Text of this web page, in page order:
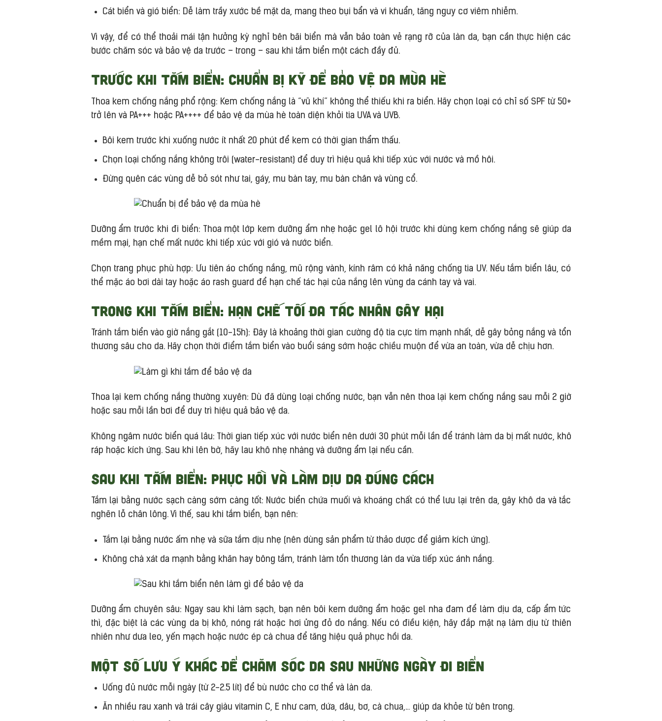
Cát biển và gió biển: Dễ làm trầy xước bề mặt da, mang theo bụi bẩn và vi khuẩn, tăng nguy cơ viêm nhiễm.
Vì vậy, để có thể thoải mái tận hưởng kỳ nghỉ bên bãi biển mà vẫn bảo toàn vẻ rạng rỡ của làn da, bạn cần thực hiện các
bước chăm sóc và bảo vệ da trước – trong – sau khi tắm biển một cách đầy đủ.
Trước khi tắm biển: Chuẩn bị kỹ để bảo vệ da mùa hè
Thoa kem chống nắng phổ rộng: Kem chống nắng là “vũ khí” không thể thiếu khi ra biển. Hãy chọn loại có chỉ số SPF từ 50+
trở lên và PA+++ hoặc PA++++ để bảo vệ da mùa hè toàn diện khỏi tia UVA và UVB.
Bôi kem trước khi xuống nước ít nhất 20 phút để kem có thời gian thẩm thấu.
Chọn loại chống nắng không trôi (water-resistant) để duy trì hiệu quả khi tiếp xúc với nước và mồ hôi.
Đừng quên các vùng dễ bỏ sót như tai, gáy, mu bàn tay, mu bàn chân và vùng cổ.
Dưỡng ẩm trước khi đi biển: Thoa một lớp kem dưỡng ẩm nhẹ hoặc gel lô hội trước khi dùng kem chống nắng sẽ giúp da
mềm mại, hạn chế mất nước khi tiếp xúc với gió và nước biển.
Chọn trang phục phù hợp: Ưu tiên áo chống nắng, mũ rộng vành, kính râm có khả năng chống tia UV. Nếu tắm biển lâu, có
thể mặc áo bơi dài tay hoặc áo rash guard để hạn chế tác hại của nắng lên vùng da cánh tay và vai.
Trong khi tắm biển: Hạn chế tối đa tác nhân gây hại
Tránh tắm biển vào giờ nắng gắt (10-15h): Đây là khoảng thời gian cường độ tia cực tím mạnh nhất, dễ gây bỏng nắng và tổn
thương sâu cho da. Hãy chọn thời điểm tắm biển vào buổi sáng sớm hoặc chiều muộn để vừa an toàn, vừa dễ chịu hơn.
Thoa lại kem chống nắng thường xuyên: Dù đã dùng loại chống nước, bạn vẫn nên thoa lại kem chống nắng sau mỗi 2 giờ
hoặc sau mỗi lần bơi để duy trì hiệu quả bảo vệ da.
Không ngâm nước biển quá lâu: Thời gian tiếp xúc với nước biển nên dưới 30 phút mỗi lần để tránh làm da bị mất nước, khô
ráp hoặc kích ứng. Sau khi lên bờ, hãy lau khô nhẹ nhàng và dưỡng ẩm lại nếu cần.
Sau khi tắm biển: Phục hồi và làm dịu da đúng cách
Tắm lại bằng nước sạch càng sớm càng tốt: Nước biển chứa muối và khoáng chất có thể lưu lại trên da, gây khô da và tắc
nghẽn lỗ chân lông. Vì thế, sau khi tắm biển, bạn nên:
Tắm lại bằng nước ấm nhẹ và sữa tắm dịu nhẹ (nên dùng sản phẩm từ thảo dược để giảm kích ứng).
Không chà xát da mạnh bằng khăn hay bông tắm, tránh làm tổn thương làn da vừa tiếp xúc ánh nắng.
Dưỡng ẩm chuyên sâu: Ngay sau khi làm sạch, bạn nên bôi kem dưỡng ẩm hoặc gel nha đam để làm dịu da, cấp ẩm tức
thì, đặc biệt là các vùng da bị khô, nóng rát hoặc hơi ửng đỏ do nắng. Nếu có điều kiện, hãy đắp mặt nạ làm dịu từ thiên
nhiên như dưa leo, yến mạch hoặc nước ép cà chua để tăng hiệu quả phục hồi da.
Một số lưu ý khác để chăm sóc da sau những ngày đi biển
Uống đủ nước mỗi ngày (từ 2-2.5 lít) để bù nước cho cơ thể và làn da.
Ăn nhiều rau xanh và trái cây giàu vitamin C, E như cam, dứa, dâu, bơ, cà chua,… giúp da khỏe từ bên trong.